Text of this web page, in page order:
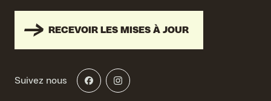
RECEVOIR LES MISES À JOUR
Suivez nous